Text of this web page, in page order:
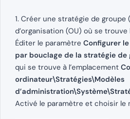
1. Créer une stratégie de groupe
d’organisation (OU) où se
Éditer le paramètre Configurer
par bouclage de la stratégie
qui se trouve à l’emplacement
ordinateur\Stratégies\Modèles
Activé le paramètre et choisir le